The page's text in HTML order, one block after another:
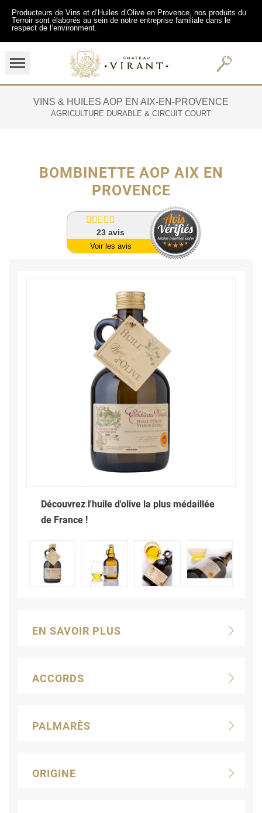
Producteurs de Vins et d’Huiles d’Olive en Provence, nos produits du
Terroir sont élaborés au sein de notre entreprise familiale dans le
respect de l’environment.
VINS & HUILES AOP EN AIX-EN-PROVENCE
AGRICULTURE DURABLE & CIRCUIT COURT
BOMBINETTE AOP AIX EN
PROVENCE
23avis
Voir les avis
Découvrez l'huile d'olive la plus médaillée
de France !
EN SAVOIR PLUS
ACCORDS
PALMARÈS
ORIGINE